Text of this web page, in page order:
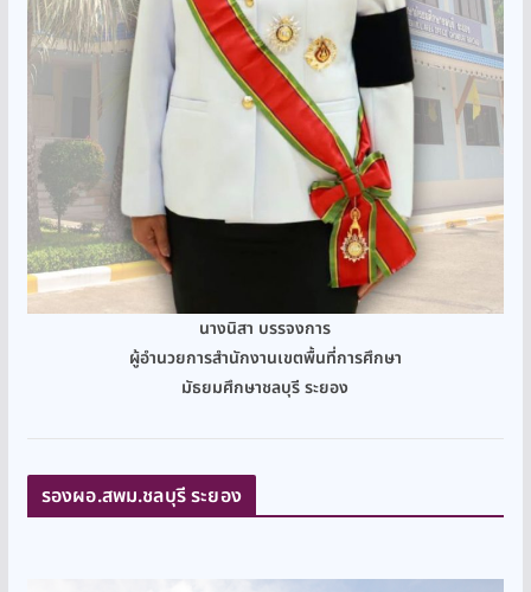
นางนิสา บรรจงการ
ผู้อำนวยการสำนักงานเขตพื้นที่การศึกษา
มัธยมศึกษาชลบุรี ระยอง
รองผอ.สพม.ชลบุรี ระยอง